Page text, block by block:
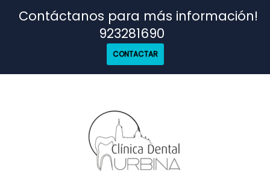
Contáctanos para más información!
923281690
CONTACTAR